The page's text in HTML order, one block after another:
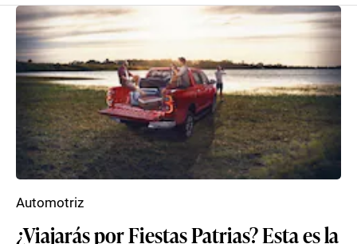
¿Viajarás por Fiestas Patrias? Esta es la
Automotriz